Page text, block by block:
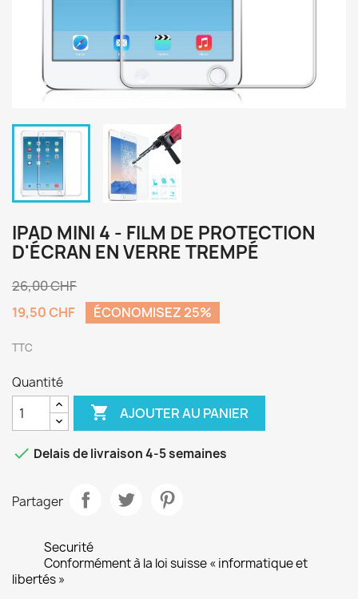
IPAD MINI 4 - FILM DE PROTECTION
D'ÉCRAN EN VERRE TREMPÉ
26,00 CHF
19,50 CHF
ÉCONOMISEZ 25%
TTC
Quantité
 AJOUTER AU PANIER
 Delais de livraison 4-5 semaines
Partager
Securité
Conformément à la loi suisse « informatique et
libertés »